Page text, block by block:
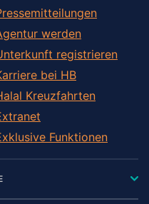
werden
registrieren
bei HB
Kreuzfahrten
Funktionen